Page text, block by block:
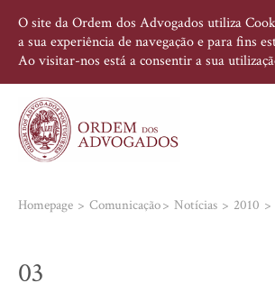
O site da Ordem dos Advogados utiliza
a sua experiência de navegação e para fins
Ao visitar-nos está a consentir a sua
Homepage Comunicação Notícias 2010
03